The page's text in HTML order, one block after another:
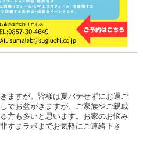
ますが。皆様は夏バテせずにお過ご
でお盆がきますが、ご家族やご親戚
方も多いと思います。お家のお悩み
すまラボまでお気軽にご連絡下さ